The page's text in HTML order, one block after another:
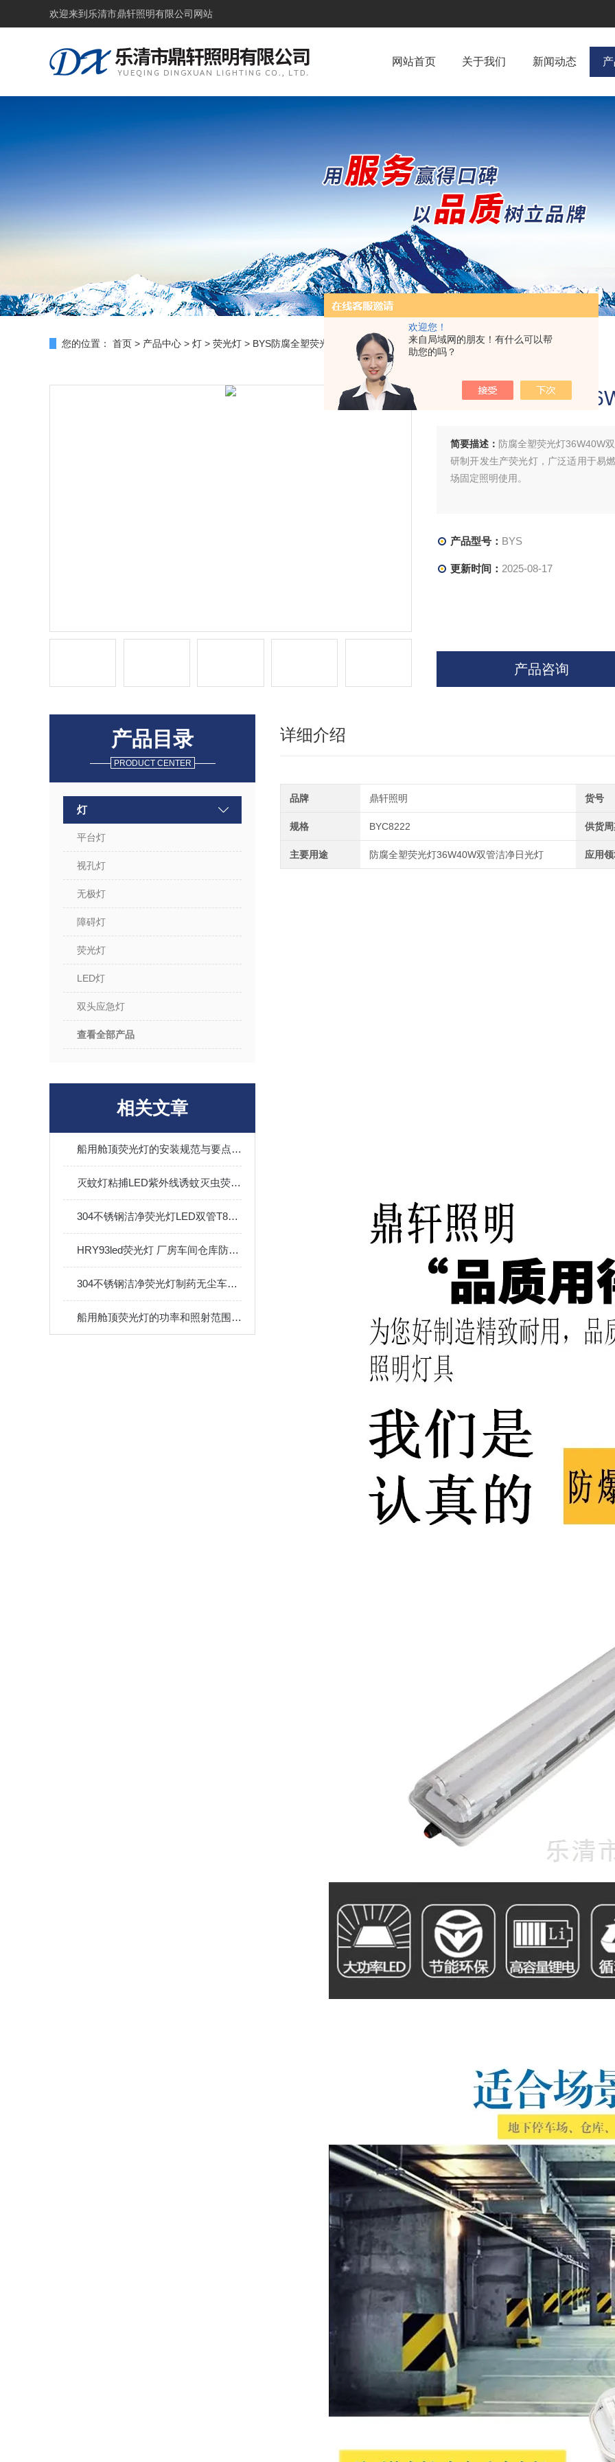
欢迎您！
来自局域网的朋友！有什么可以帮
助您的吗？
欢迎来到 乐清市鼎轩照明有限公司网站
网站首页 关于我们 新闻动态
您的位置： 首页 > 产品中心 > 灯 > 荧光灯 > BYS防腐全塑荧光灯36W40W双管洁净日光灯
防腐全塑荧光灯
简要描述： 防腐全塑荧光灯36W40W
研制开发生产荧光灯，广泛适用于易
场固定照明使用。
产品型号： BYS
更新时间： 2025-08-17
产品咨询
产品目录
PRODUCT CENTER
灯
平台灯
视孔灯
无极灯
障碍灯
荧光灯
LED灯
双头应急灯
查看全部产品
相关文章
船用舱顶荧光灯的安装规范与要点指南​
灭蚊灯粘捕LED紫外线诱蚊灭虫荧光灯食品化工厂加油站灭蝇灯
304不锈钢洁净荧光灯LED双管T8支架2*40W净化灯2*28W
HRY93led荧光灯 厂房车间仓库防眩应急条形吸顶照明灯40W60W
304不锈钢洁净荧光灯制药无尘车间医院漆房 BHY嵌入式净化灯
船用舱顶荧光灯的功率和照射范围如何计算？
详细介绍
品牌 鼎轩照明 货号
规格 BYC8222 供货
主要用途 防腐全塑荧光灯36W40W双管洁净日光灯 应用